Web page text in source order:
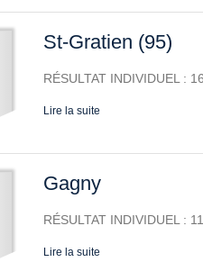
St-Gratien (95)
RÉSULTAT INDIVIDUEL : 16
Lire la suite
Gagny
RÉSULTAT INDIVIDUEL : 11
Lire la suite